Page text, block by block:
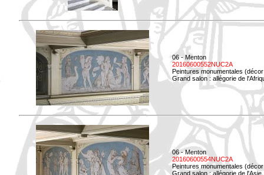
06 - Menton
20160600552NUC2A
Peintures monumentales
Grand salon : allégorie de
06 - Menton
20160600554NUC2A
Peintures monumentales
Grand salon : allégorie de l'Asie.